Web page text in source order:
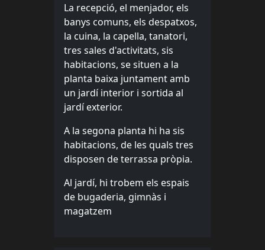
La recepció, el menjador, els
banys comuns, els despatxos,
la cuina, la capella, tanatori,
tres sales d'activitats, sis
habitacions, se situen a la
planta baixa juntament amb
un jardí interior i sortida al
jardí exterior.
A la segona planta hi ha sis
habitacions, de les quals tres
disposen de terrassa pròpia.
Al jardí, hi trobem els espais
de bugaderia, gimnàs i
magatzem